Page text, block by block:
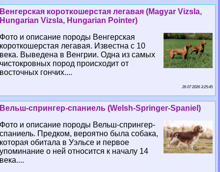
Венгерская короткошерстая легавая (Magyar Vizsla,
Hungarian Vizsla, Hungarian Pointer)
Фото и описание породы Венгерская
короткошерстая легавая. Известна с 10
века. Выведена в Венгрии. Одна из самых
чистокровных пород происходит от
восточных гончих....
26 07 2026 3:25:45
Вельш-спрингер-спаниель (Welsh-Springer-Spaniel)
Фото и описание породы Вельш-спрингер-
спаниель. Предком, вероятно была собака,
которая обитала в Уэльсе и первое
упоминание о ней относится к началу 14
века....